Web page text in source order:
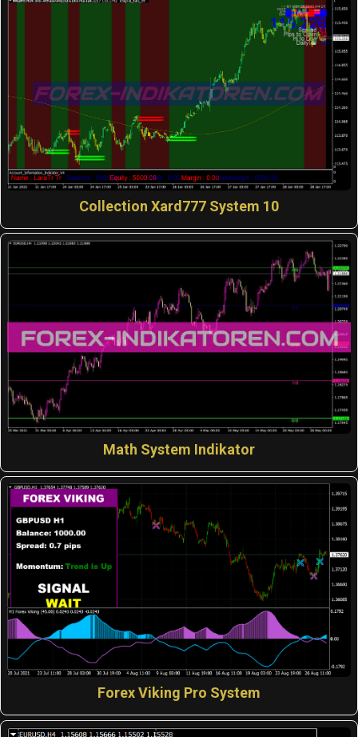
Collection Xard777 System 10
Math System Indikator
Forex Viking Pro System